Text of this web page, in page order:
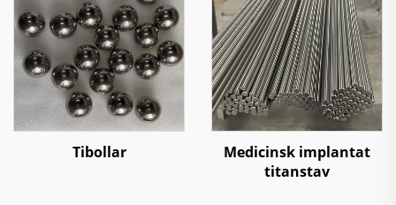
Tibollar
Medicinsk implantat
titanstav